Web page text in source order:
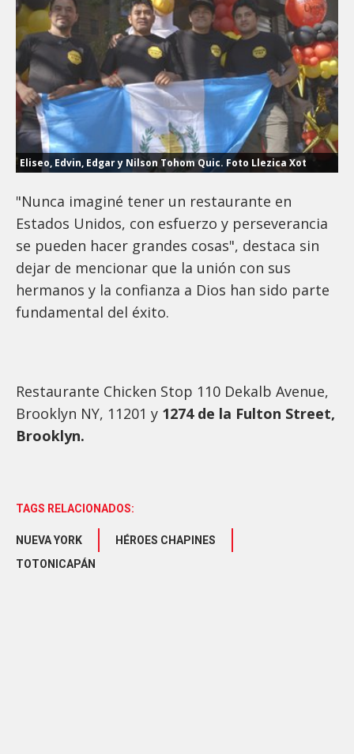
Eliseo, Edvin, Edgar y Nilson Tohom Quic. Foto Llezica Xot
"Nunca imaginé tener un restaurante en
Estados Unidos, con esfuerzo y perseverancia
se pueden hacer grandes cosas", destaca sin
dejar de mencionar que la unión con sus
hermanos y la confianza a Dios han sido parte
fundamental del éxito.
Restaurante Chicken Stop 110 Dekalb Avenue,
Brooklyn NY, 11201 y 1274 de la Fulton Street,
Brooklyn.
TAGS RELACIONADOS:
NUEVA YORK
HÉROES CHAPINES
TOTONICAPÁN